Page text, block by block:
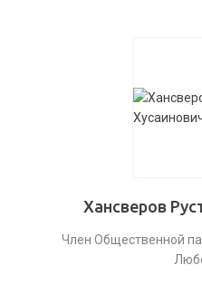
Хансверов
Член Общественной